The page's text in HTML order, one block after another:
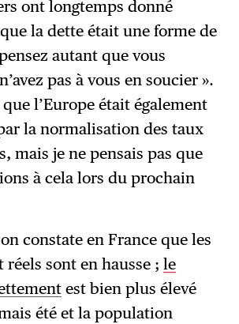
ont longtemps donné
la dette était une forme de
autant que vous
pas à vous en soucier ».
que l’Europe était également
la normalisation des taux
mais je ne pensais pas que
à cela lors du prochain
constate en France que les
réels sont en hausse ;le
est bien plus élevé
été et la population